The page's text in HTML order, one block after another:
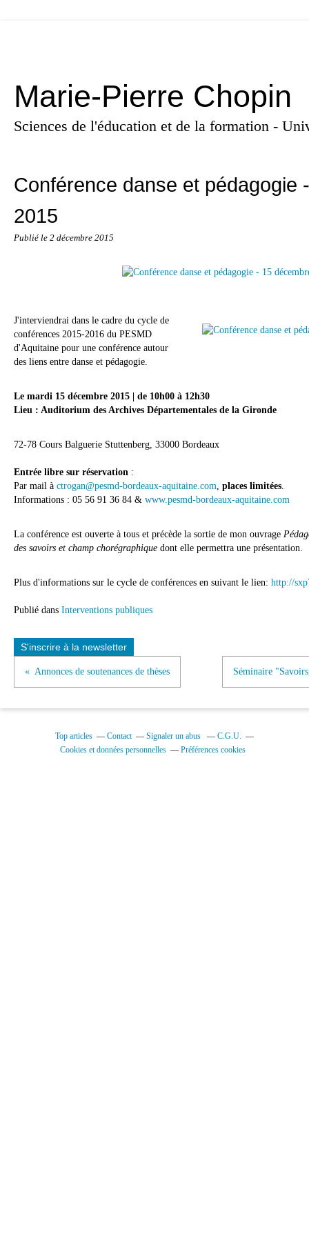
Marie-Pierre Chopin
Sciences de l'éducation et de la formation -
Conférence danse et pédagogie
2015
Publié le 2 décembre 2015
J'interviendrai dans le cadre du cycle de
conférences 2015-2016 du PESMD
d'Aquitaine pour une conférence autour
des liens entre danse et pédagogie.
Le mardi 15 décembre 2015 | de 10h00 à 12h30
Lieu : Auditorium des Archives Départementales de la Gironde
72-78 Cours Balguerie Stuttenberg, 33000 Bordeaux
Entrée libre sur réservation :
Par mail à ctrogan@pesmd-bordeaux-aquitaine.com, places limitées.
Informations : 05 56 91 36 84 & www.pesmd-bordeaux-aquitaine.com
La conférence est ouverte à tous et précède la sortie de mon ouvrage
des savoirs et champ chorégraphique dont elle permettra une présentation.
Plus d'informations sur le cycle de conférences en suivant le lien: http://
Publié dans Interventions publiques
S'inscrire à la newsletter
Annonces de soutenances de thèses Séminaire
Top articles Contact Signaler un abus
C.G.U.
Cookies et données personnelles
Préférences cookies